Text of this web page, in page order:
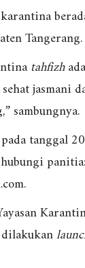
Tangerang.
tahfizh
jasmani
sambungnya.
tanggal